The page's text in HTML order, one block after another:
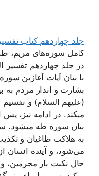
جلد چهاردهم کتاب
کامل سوره‌های مریم،
در جلد چهاردهم تفسیر
با بیان آیات آغازین
بشارت و انذار مردم به
(عليهم السلام) و
میکند. در ادامه نیز، پس
بیان سوره طه میشود.
به هلاكت طاغيان و
مى‌شود، و آينده انسان
حال نكبت بار مجرمين،